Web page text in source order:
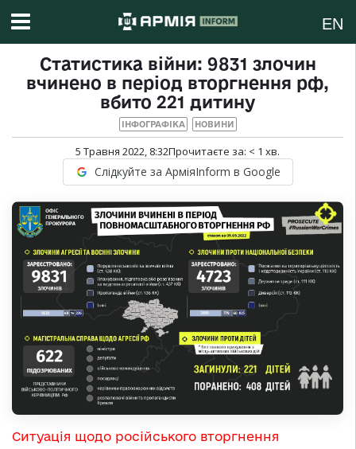
EN
Статистика війни: 9831 злочин
вчинено в період вторгнення рф,
вбито 221 дитину
ІНФОГРАФІКА НОВИНИ
5 Травня 2022, 8:32Прочитаєте за: < 1 хв.
Слідкуйте за АрміяInform в Google
Ситуація щодо російського вторгнення